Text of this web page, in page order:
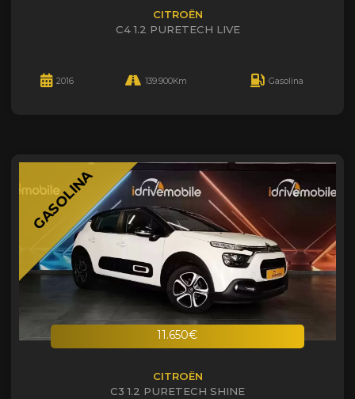
CITROËN
C4 1.2 PURETECH LIVE
2016 139.900Km Gasolina
GASOLINA
11.650€
CITROËN
C3 1.2 PURETECH SHINE